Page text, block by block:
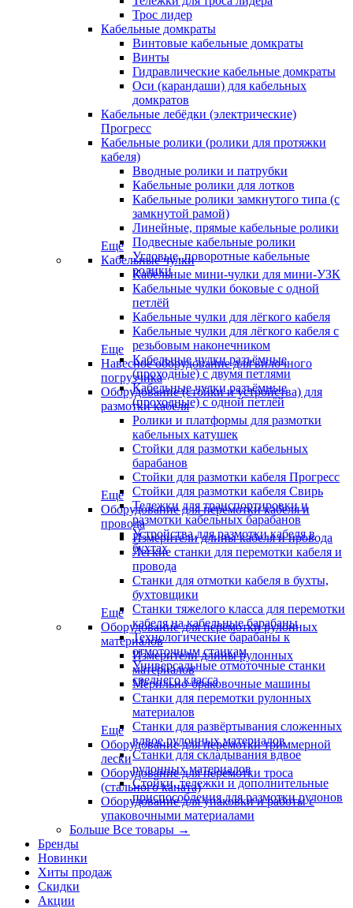
Трос лидер
Кабельные домкраты
Винтовые кабельные домкраты
Винты
Гидравлические кабельные домкраты
Оси (карандаши) для кабельных
домкратов
Кабельные лебёдки (электрические)
Прогресс
Кабельные ролики (ролики для протяжки
кабеля)
Вводные ролики и патрубки
Кабельные ролики для лотков
Кабельные ролики замкнутого типа (с
замкнутой рамой)
Линейные, прямые кабельные ролики
Подвесные кабельные ролики
Угловые, поворотные кабельные
ролики
Еще
Кабельные чулки
Кабельные мини-чулки для мини-УЗК
Кабельные чулки боковые с одной
петлёй
Кабельные чулки для лёгкого кабеля
Кабельные чулки для лёгкого кабеля с
резьбовым наконечником
Кабельные чулки разъёмные
(проходные) с двумя петлями
Кабельные чулки разъёмные
(проходные) с одной петлёй
Еще
Навесное оборудование для вилочного
погрузчика
Оборудование (стойки и устройства) для
размотки кабеля
Ролики и платформы для размотки
кабельных катушек
Стойки для размотки кабельных
барабанов
Стойки для размотки кабеля Прогресс
Стойки для размотки кабеля Свирь
Тележки для транспортировки и
размотки кабельных барабанов
Устройства для размотки кабеля в
бухтах
Еще
Оборудование для перемотки кабеля и
провода
Измерители длины кабеля и провода
Легкие станки для перемотки кабеля и
провода
Станки для отмотки кабеля в бухты,
бухтовщики
Станки тяжелого класса для перемотки
кабеля на кабельные барабаны
Технологические барабаны к
отмоточным станкам
Универсальные отмоточные станки
среднего класса
Еще
Оборудование для перемотки рулонных
материалов
Измерители длины рулонных
материалов
Мерильно-браковочные машины
Станки для перемотки рулонных
материалов
Станки для развёртывания сложенных
вдвое рулонных материалов
Станки для складывания вдвое
рулонных материалов
Стойки, тележки и дополнительные
приспособления для размотки рулонов
Еще
Оборудование для перемотки триммерной
лески
Оборудование для перемотки троса
(стального каната)
Оборудование для упаковки и работы с
упаковочными материалами
Больше Все товары →
Бренды
Новинки
Хиты продаж
Скидки
Акции